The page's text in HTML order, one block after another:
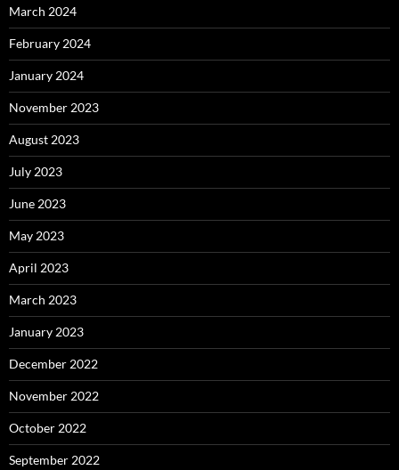
March 2024
February 2024
January 2024
November 2023
August 2023
July 2023
June 2023
May 2023
April 2023
March 2023
January 2023
December 2022
November 2022
October 2022
September 2022